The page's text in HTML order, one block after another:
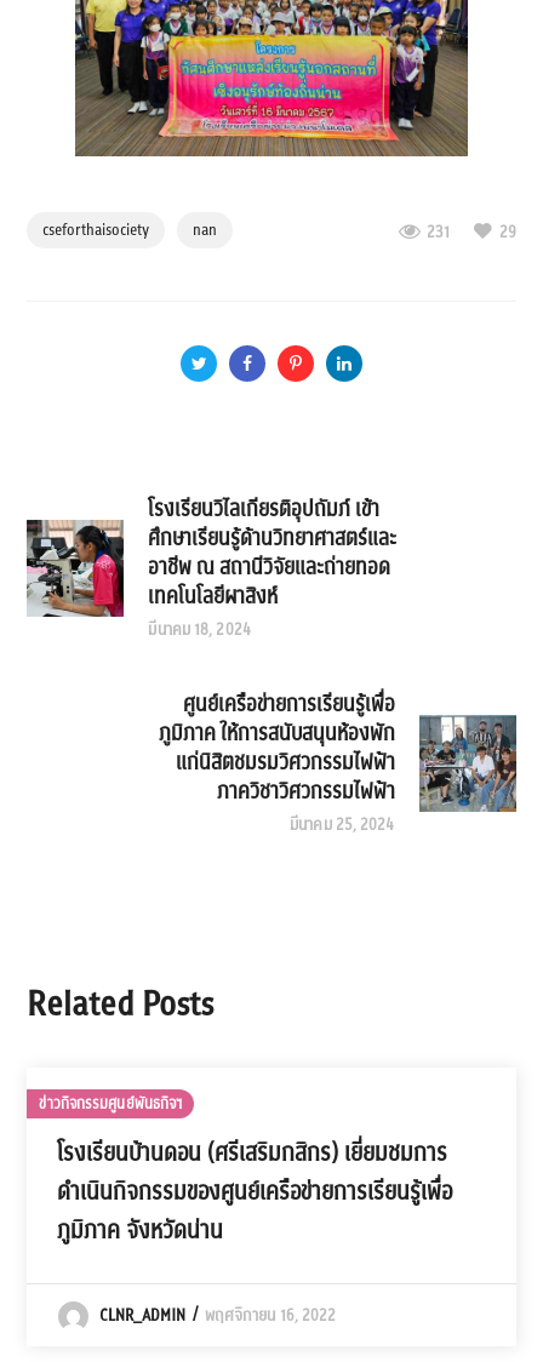
cseforthaisociety nan 231 29
โรงเรียนวิไลเกียรติอุปถัมภ์ เข้า
ศึกษาเรียนรู้ด้านวิทยาศาสตร์และ
อาชีพ ณ สถานีวิจัยและถ่ายทอด
เทคโนโลยีผาสิงห์
มีนาคม 18, 2024
ศูนย์เครือข่ายการเรียนรู้เพื่อ
ภูมิภาค ให้การสนับสนุนห้องพัก
แก่นิสิตชมรมวิศวกรรมไฟฟ้า
ภาควิชาวิศวกรรมไฟฟ้า
มีนาคม 25, 2024
Related Posts
ข่าวกิจกรรมศูนย์พันธกิจฯ
โรงเรียนบ้านดอน (ศรีเสริมกสิกร) เยี่ยมชมการ
ดำเนินกิจกรรมของศูนย์เครือข่ายการเรียนรู้เพื่อ
ภูมิภาค จังหวัดน่าน
CLNR_ADMIN พฤศจิกายน 16, 2022